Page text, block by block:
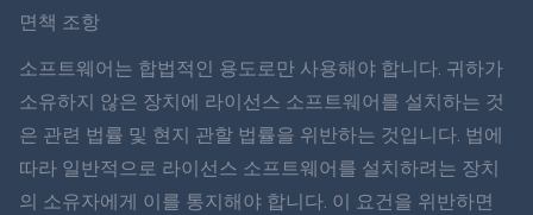
ภาษาไทย
简体中文
Dansk
면책 조항
소프트웨어는 합법적인 용도로만 사용해야 합니다. 귀하가
소유하지 않은 장치에 라이선스 소프트웨어를 설치하는 것
은 관련 법률 및 현지 관할 법률을 위반하는 것입니다. 법에
따라 일반적으로 라이선스 소프트웨어를 설치하려는 장치
의 소유자에게 이를 통지해야 합니다. 이 요건을 위반하면